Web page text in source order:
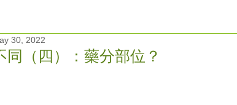
同（四）：藥分部位？
30, 2022